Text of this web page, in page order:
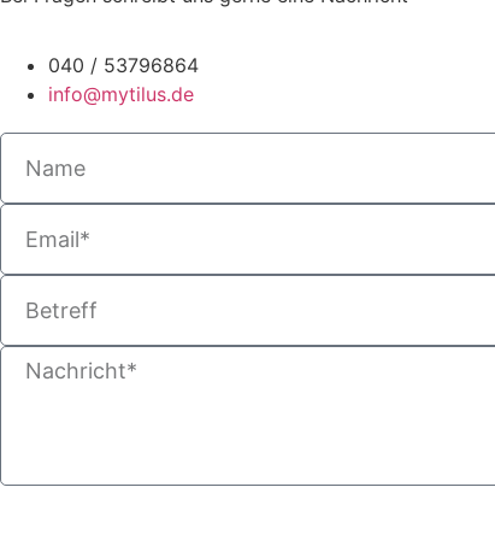
040 / 53796864
info@mytilus.de